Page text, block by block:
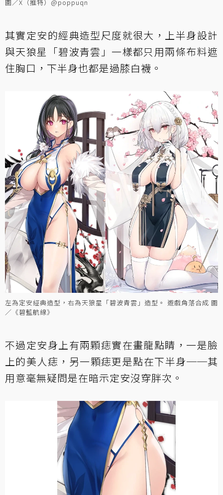
圖／X（推特）@poppuqn
其實定安的經典造型尺度就很大，上半身設計
與天狼星「碧波青雲」一樣都只用兩條布料遮
住胸口，下半身也都是過膝白襪。
左為定安經典造型，右為天狼星「碧波青雲」造型。 遊戲角落合成 圖
／《碧藍航線》
不過定安身上有兩顆痣實在畫龍點睛，一是臉
上的美人痣，另一顆痣更是點在下半身──其
用意毫無疑問是在暗示定安沒穿胖次。